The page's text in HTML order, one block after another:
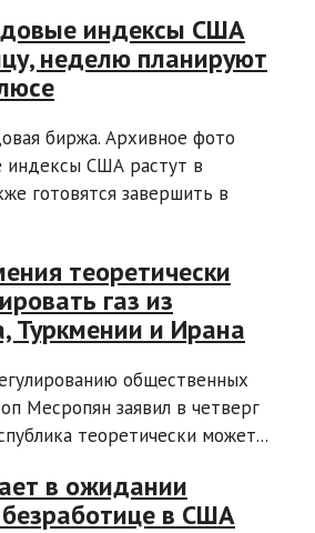
индексы США
неделю планируют
биржа. Архивное фото
США растут в
готовятся завершить в
теоретически
газ из
Туркмении и Ирана
общественных
Месропян заявил в четверг
теоретически может...
в ожидании
безработице в США